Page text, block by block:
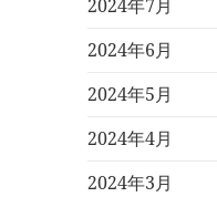
2024年7月
2024年6月
2024年5月
2024年4月
2024年3月